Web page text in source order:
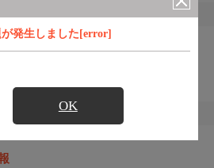
発生しました[error]
OK
番組